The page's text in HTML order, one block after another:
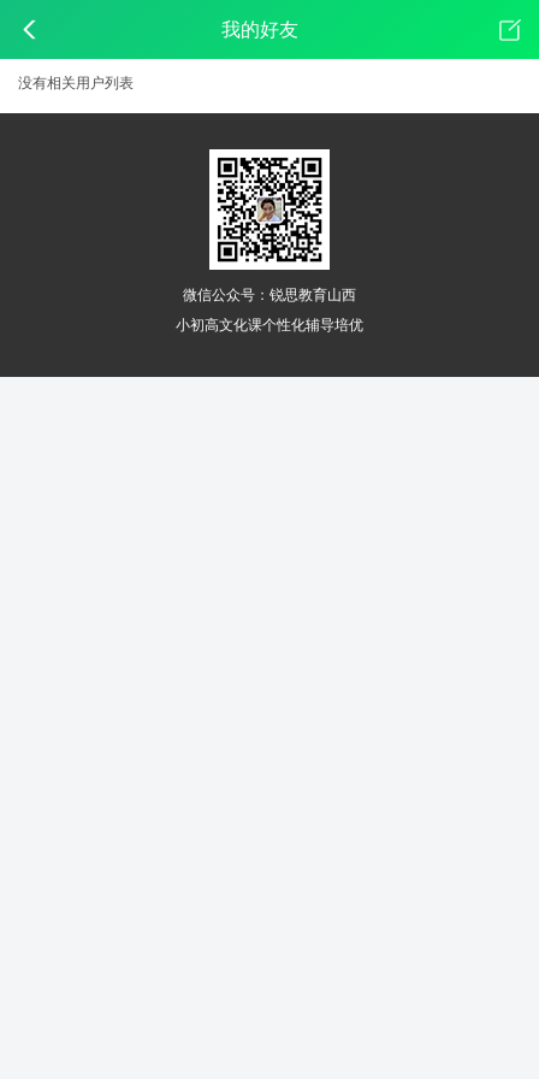
我的好友
好友列表
没有相关用户列表
微信公众号：锐思教育山西
小初高文化课个性化辅导培优